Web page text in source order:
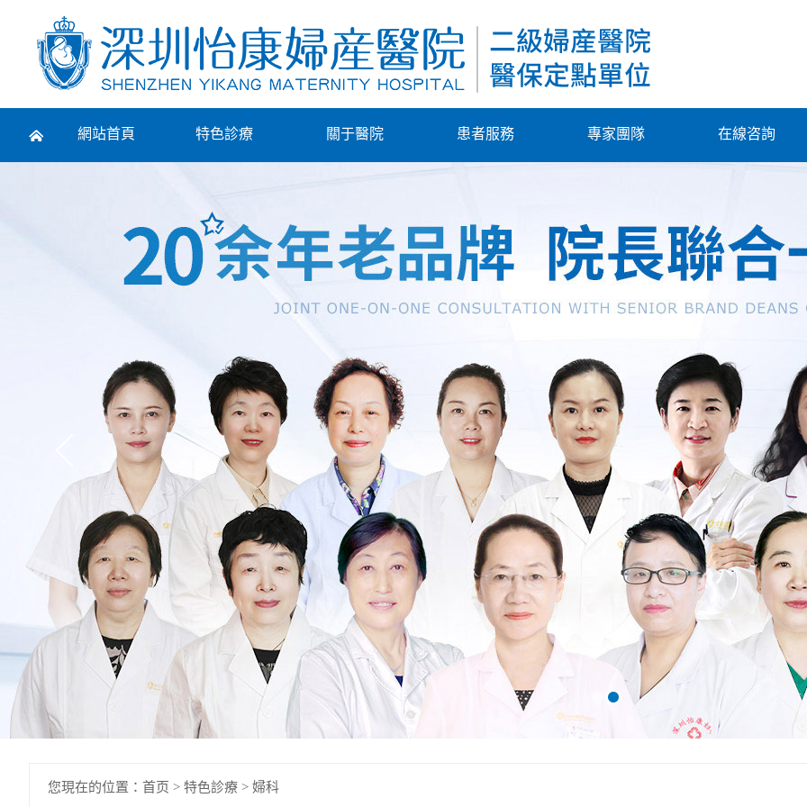
網站首頁 特色診療 關于醫院 患者服務 專家團隊 在線咨詢
Prev
您現在的位置： 首页 > 特色診療 > 婦科